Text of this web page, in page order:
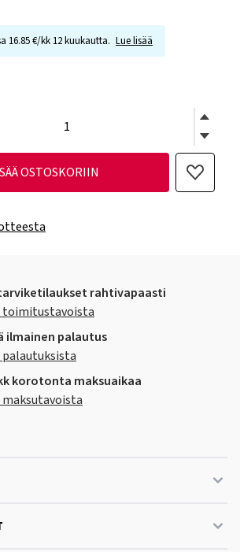
16.85 €/kk 12 kuukautta. Lue lisää
OSTOSKORIIN
rahtivapaasti
toimitustavoista
ilmainen palautus
palautuksista
korotonta maksuaikaa
maksutavoista